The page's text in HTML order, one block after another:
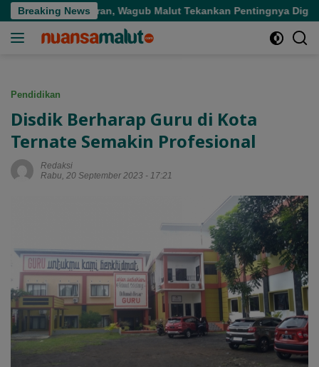
Langsung
ke
Breaking News
Sasaran, Wagub Malut Tekankan Pentingnya Digitalisasi
Pendidikan
Disdik Berharap Guru di Kota
Ternate Semakin Profesional
Redaksi
Rabu, 20 September 2023 - 17:21